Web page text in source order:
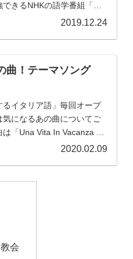
きるNHKの語学番組「旅
2019.12.24
曲！テーマソング
イタリア語」毎回オープ
になるあの曲についてご
「Una Vita In Vacanza 」
2020.02.09
会